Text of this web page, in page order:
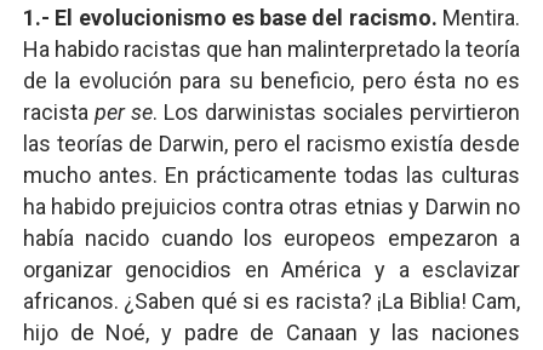
1.- El evolucionismo es base del racismo. Mentira.
Ha habido racistas que han malinterpretado la teoría
de la evolución para su beneficio, pero ésta no es
racista per se. Los darwinistas sociales pervirtieron
las teorías de Darwin, pero el racismo existía desde
mucho antes. En prácticamente todas las culturas
ha habido prejuicios contra otras etnias y Darwin no
había nacido cuando los europeos empezaron a
organizar genocidios en América y a esclavizar
africanos. ¿Saben qué si es racista? ¡La Biblia! Cam,
hijo de Noé, y padre de Canaan y las naciones